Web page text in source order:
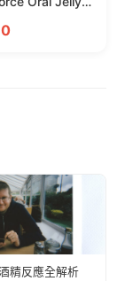
精反應全解析